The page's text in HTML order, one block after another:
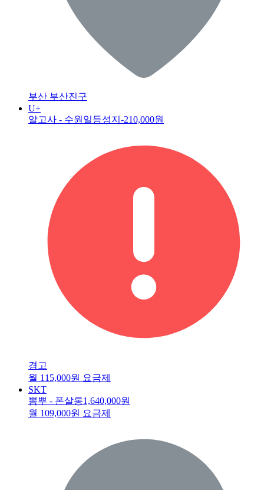
부산 부산진구
U+
알고사 - 수원일등성지 -210,000원
경고
월 115,000원 요금제
SKT
뽐뿌 - 폰살롱1,640,000원
월 109,000원 요금제